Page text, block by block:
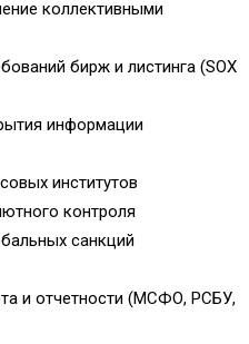
коллективными
бирж и листинга (SOX
информации
институтов
контроля
санкций
и отчетности (МСФО, РСБУ,